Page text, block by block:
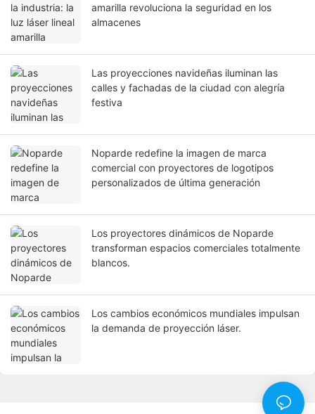
amarilla revoluciona la seguridad en los
almacenes
Las proyecciones navideñas iluminan las
calles y fachadas de la ciudad con alegría
festiva
Noparde redefine la imagen de marca
comercial con proyectores de logotipos
personalizados de última generación
Los proyectores dinámicos de Noparde
transforman espacios comerciales totalmente
blancos.
Los cambios económicos mundiales impulsan
la demanda de proyección láser.